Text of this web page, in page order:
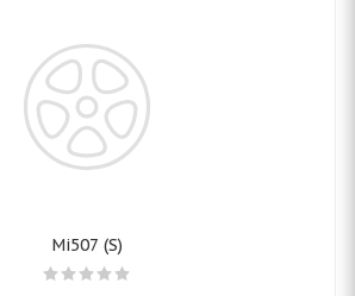
Mi507 (S)